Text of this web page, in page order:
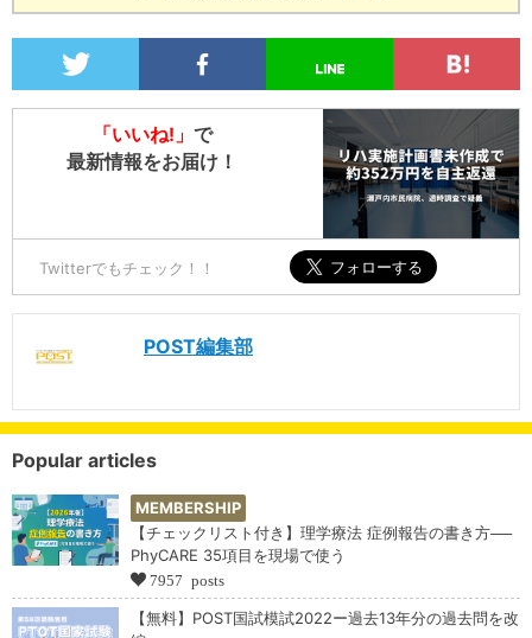
「いいね!」 で
最新情報をお届け！
Twitterでもチェック！！
POST編集部
Popular articles
MEMBERSHIP
【チェックリスト付き】理学療法 症例報告の書き方──
PhyCARE 35項目を現場で使う
7957 posts
【無料】POST国試模試2022ー過去13年分の過去問を改